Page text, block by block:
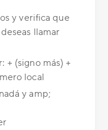
y verifica que
llamar
+ (signo más) +
local
y amp;